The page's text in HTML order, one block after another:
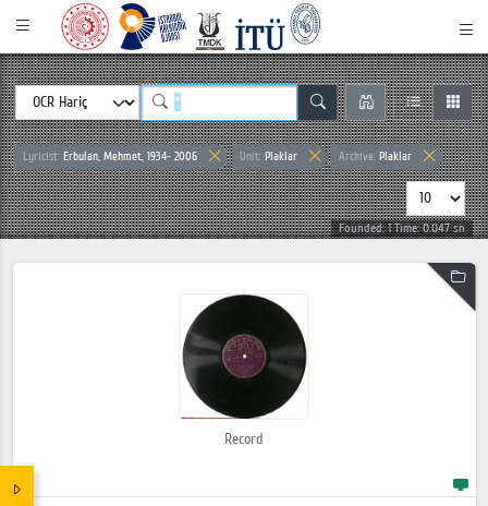
Lyricist: Erbulan, Mehmet, 1934- 2006 Unit: Plaklar Archive: Plaklar
Founded: 1 Time: 0.047 sn
Record